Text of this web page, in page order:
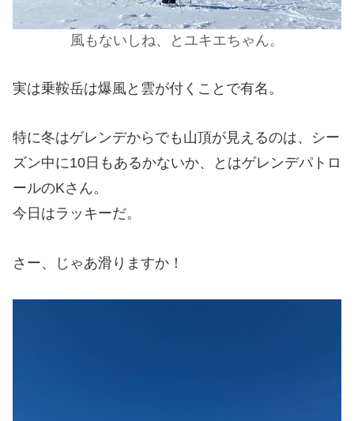
風もないしね、とユキエちゃん。
実は乗鞍岳は爆風と雲が付くことで有名。
特に冬はゲレンデからでも山頂が見えるのは、シー
ズン中に10日もあるかないか、とはゲレンデパトロ
ールのKさん。
今日はラッキーだ。
さー、じゃあ滑りますか！